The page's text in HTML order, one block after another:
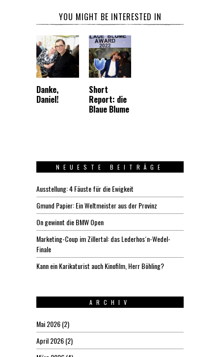
YOU MIGHT BE INTERESTED IN
Danke,
Daniel!
Short
Report: die
Blaue Blume
NEUESTE BEITRÄGE
Ausstellung: 4 Fäuste für die Ewigkeit
Gmund Papier: Ein Weltmeister aus der Provinz
On gewinnt die BMW Open
Marketing-Coup im Zillertal: das Lederhos´n-Wedel-
Finale
Kann ein Karikaturist auch Kinofilm, Herr Böhling?
ARCHIV
Mai 2026(2)
April 2026(2)